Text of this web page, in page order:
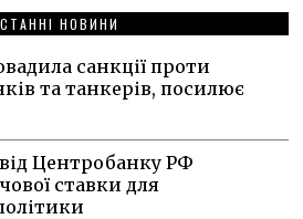
НОВИНИ
санкції проти
та танкерів, посилює
Центробанку РФ
ставки для